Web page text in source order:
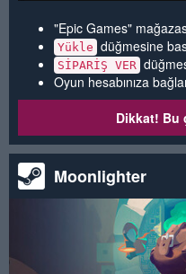
"Epic Games"
Yükle düğmesine
SİPARİŞ VER
Oyun hesabınıza
Dikkat! Bu
Moonlighter